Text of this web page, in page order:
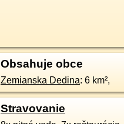
Obsahuje obce
Zemianska Dedina: 6 km²,
Stravovanie